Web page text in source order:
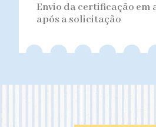
Envio da certificação em
após a solicitação